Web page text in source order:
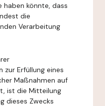
haben könnte, dass
die
Verarbeitung
zur Erfüllung eines
Maßnahmen auf
ist die Mitteilung
dieses Zwecks